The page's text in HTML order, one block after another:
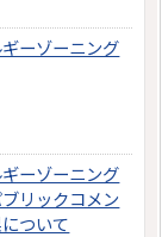
ーゾーニング
ーゾーニング
リックコメン
ついて